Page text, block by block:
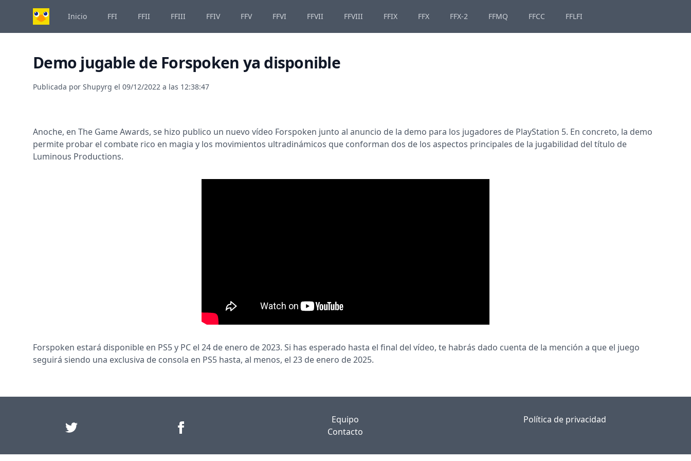
Inicio FFI FFII FFIII FFIV FFV FFVI FFVII FFVIII FFIX FFX FFX-2 FFMQ FFCC FFLFI
Demo jugable de Forspoken ya disponible
Publicada por Shupyrg el 09/12/2022 a las 12:38:47
Anoche, en The Game Awards, se hizo publico un nuevo vídeo Forspoken junto al anuncio de la demo para los jugadores de PlayStation 5. En concreto, la demo
permite probar el combate rico en magia y los movimientos ultradinámicos que conforman dos de los aspectos principales de la jugabilidad del título de
Luminous Productions.
Forspoken estará disponible en PS5 y PC el 24 de enero de 2023. Si has esperado hasta el final del vídeo, te habrás dado cuenta de la mención a que el juego
seguirá siendo una exclusiva de consola en PS5 hasta, al menos, el 23 de enero de 2025.
Equipo
Contacto
Política de privacidad